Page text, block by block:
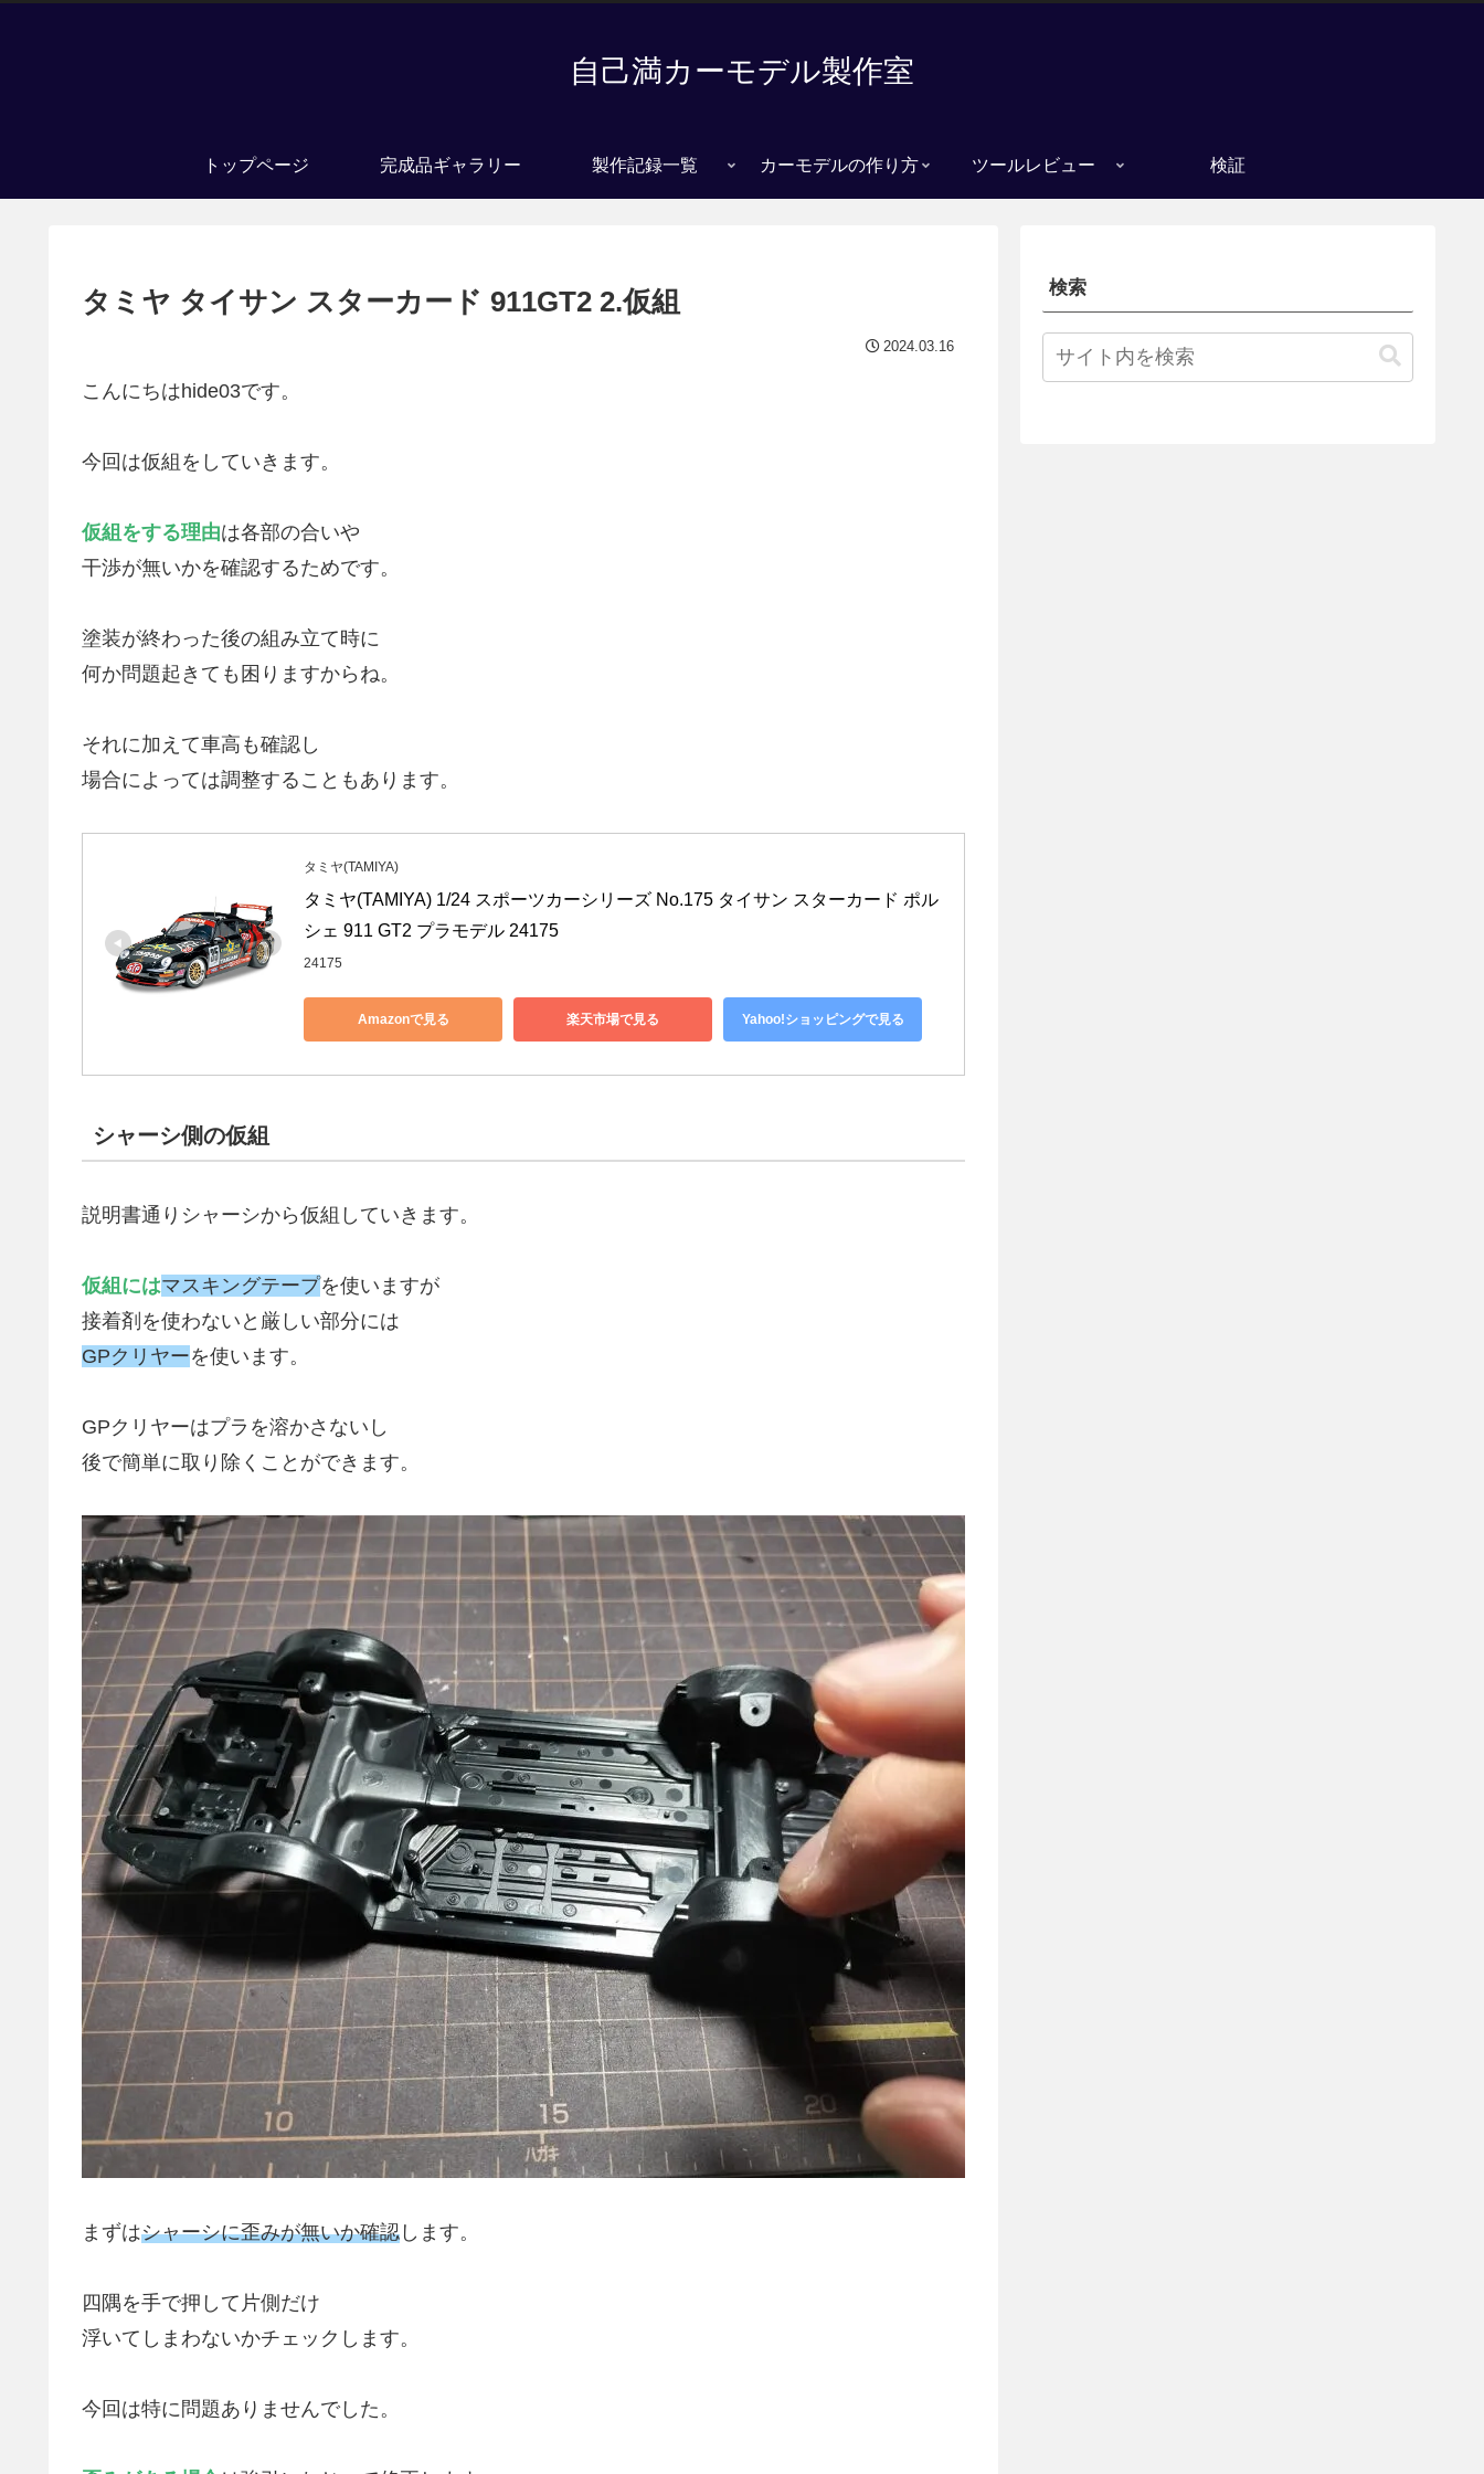
自己満カーモデル製作室
トップページ 完成品ギャラリー 製作記録一覧 カーモデルの作り方 ツールレビュー 検証
タミヤ タイサン スターカード 911GT2 2.仮組
2024.03.16
こんにちはhide03です。
今回は仮組をしていきます。
仮組をする理由は各部の合いや
干渉が無いかを確認するためです。
塗装が終わった後の組み立て時に
何か問題起きても困りますからね。
それに加えて車高も確認し
場合によっては調整することもあります。
タミヤ(TAMIYA)
タミヤ(TAMIYA) 1/24 スポーツカーシリーズ No.175 タイサン スターカード ポル
シェ 911 GT2 プラモデル 24175
24175
Amazonで見る 楽天市場で見る Yahoo!ショッピングで見る
シャーシ側の仮組
説明書通りシャーシから仮組していきます。
仮組にはマスキングテープを使いますが
接着剤を使わないと厳しい部分には
GPクリヤーを使います。
GPクリヤーはプラを溶かさないし
後で簡単に取り除くことができます。
まずはシャーシに歪みが無いか確認 します。
四隅を手で押して片側だけ
浮いてしまわないかチェックします。
今回は特に問題ありませんでした。
検索